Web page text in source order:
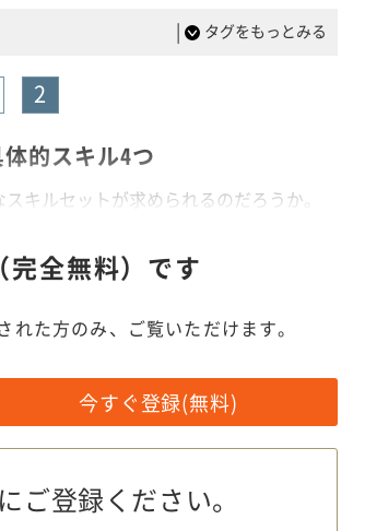
| タグをもっとみる
2
的スキル4つ
キルセットが求められるのだろうか。
完全無料）です
た方のみ、ご覧いただけます。
今すぐ登録(無料)
ご登録ください。